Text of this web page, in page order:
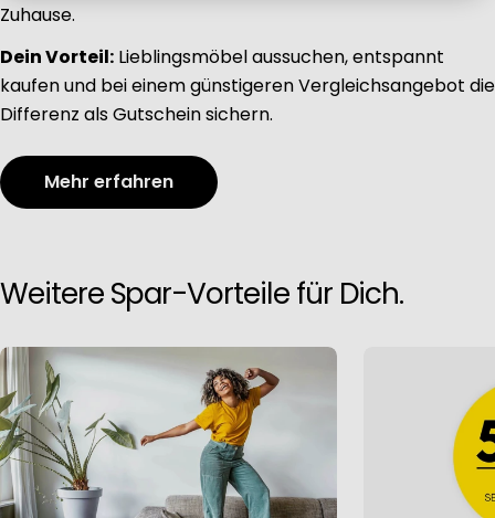
Use limited data to select advertising
Create profiles to personalise content
Use profiles to select personalised content
Measure advertising performance
Zuhause.
Dein Vorteil: Lieblingsmöbel aussuchen, entspannt
kaufen und bei einem günstigeren Vergleichsangebot die
Differenz als Gutschein sichern.
Mehr erfahren
Weitere Spar-Vorteile für Dich.